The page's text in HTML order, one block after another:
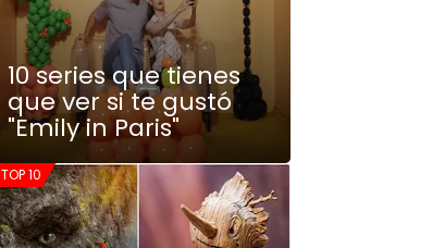
10 series que tienes
que ver si te gustó
"Emily in Paris"
TOP 10